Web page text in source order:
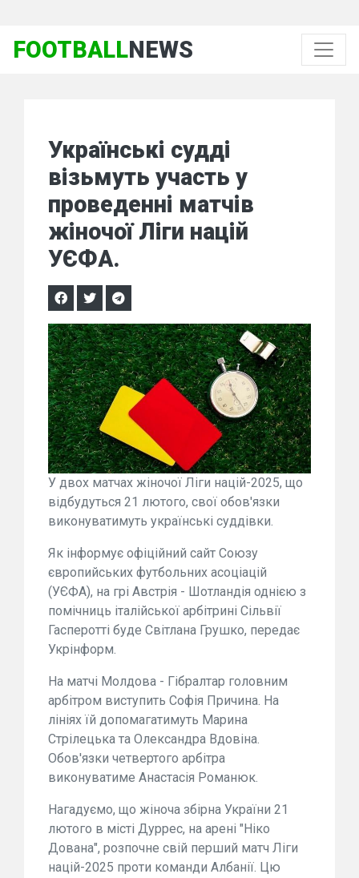
FOOTBALLNEWS
Українські судді
візьмуть участь у
проведенні матчів
жіночої Ліги націй
УЄФА.
У двох матчах жіночої Ліги націй-2025, що
відбудуться 21 лютого, свої обов'язки
виконуватимуть українські суддівки.
Як інформує офіційний сайт Союзу
європийських футбольних асоціацій
(УЄФА), на грі Австрія - Шотландія однією з
помічниць італійської арбітрині Сільвії
Гасперотті буде Світлана Грушко, передає
Укрінформ.
На матчі Молдова - Гібралтар головним
арбітром виступить Софія Причина. На
лініях їй допомагатимуть Марина
Стрілецька та Олександра Вдовіна.
Обов'язки четвертого арбітра
виконуватиме Анастасія Романюк.
Нагадуємо, що жіноча збірна України 21
лютого в місті Дуррес, на арені "Ніко
Дована", розпочне свій перший матч Ліги
націй-2025 проти команди Албанії. Цю